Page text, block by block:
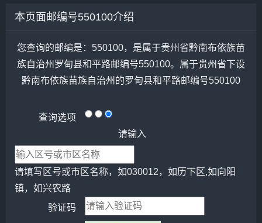
本页面邮编号550100介绍
您查询的邮编是：550100，是属于贵州省黔南布依族苗
族自治州罗甸县和平路邮编号550100。属于贵州省下设
黔南布依族苗族自治州的罗甸县和平路邮编号550100
查询选项
请输入
请填写区号或市区名称，如030012，如历下区,如向阳
镇，如兴农路
验证码